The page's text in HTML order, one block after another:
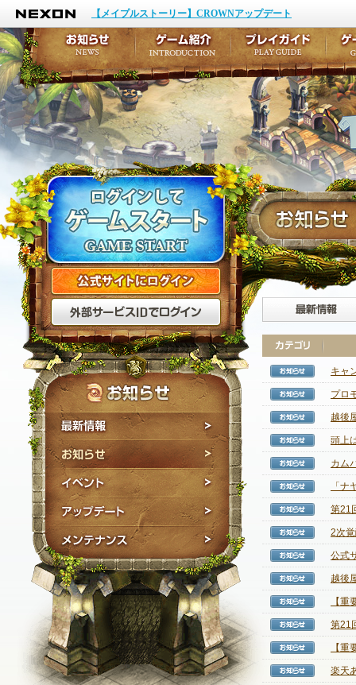
NEXON
【メイプルストーリー】CROWNアップデート
公式サイトにログイン
外部サービスIDでログ
最新情報
お知らせ
イベント
アップデート
メンテナンス
【お
キャ
【お
プロ
【お
越後
【お
頭上
【お
カム
【お
「
【お
第21
【お
2次
【お
公式
【お
越後
【お
【
【お
第21
【お
【
【お
楽天
お知らせ
イベント
アップデート
メンテナンス
ゲーム紹介
キャラクター作成
テイルズ初級者講座
ここだけは知ってお